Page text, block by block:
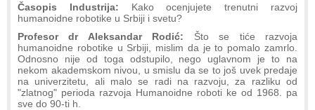
Časopis Industrija: Kako ocenjujete trenutni razvoj
humanoidne robotike u Srbiji i svetu?
Profesor dr Aleksandar Rodić: Što se tiće razvoja
humanoidne robotike u Srbiji, mislim da je to pomalo zamrlo.
Odnosno nije od toga odstupilo, nego uglavnom je to na
nekom akademskom nivou, u smislu da se to još uvek predaje
na univerzitetu, ali malo se radi na razvoju, za razliku od
"zlatnog" perioda razvoja Humanoidne roboti ke od 1968. pa
sve do 90-ti h.